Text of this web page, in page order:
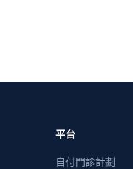
平台
自付門診計劃